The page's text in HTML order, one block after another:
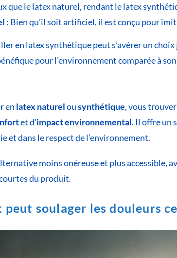
que le latex naturel, rendant le latex
: Bien qu’il soit artificiel, il est conçu pour
en latex synthétique peut s’avérer un
pour l’environnement comparée à
en latex naturelousynthétique, vous
et d’impact environnemental. Il offre un
et dans le respect de l’environnement.
moins onéreuse et plus accessible,
du produit.
soulager les douleurs